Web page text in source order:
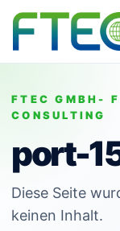
FTEC GMBH-
CONSULTING
port-
Diese Seite
keinen Inhalt.